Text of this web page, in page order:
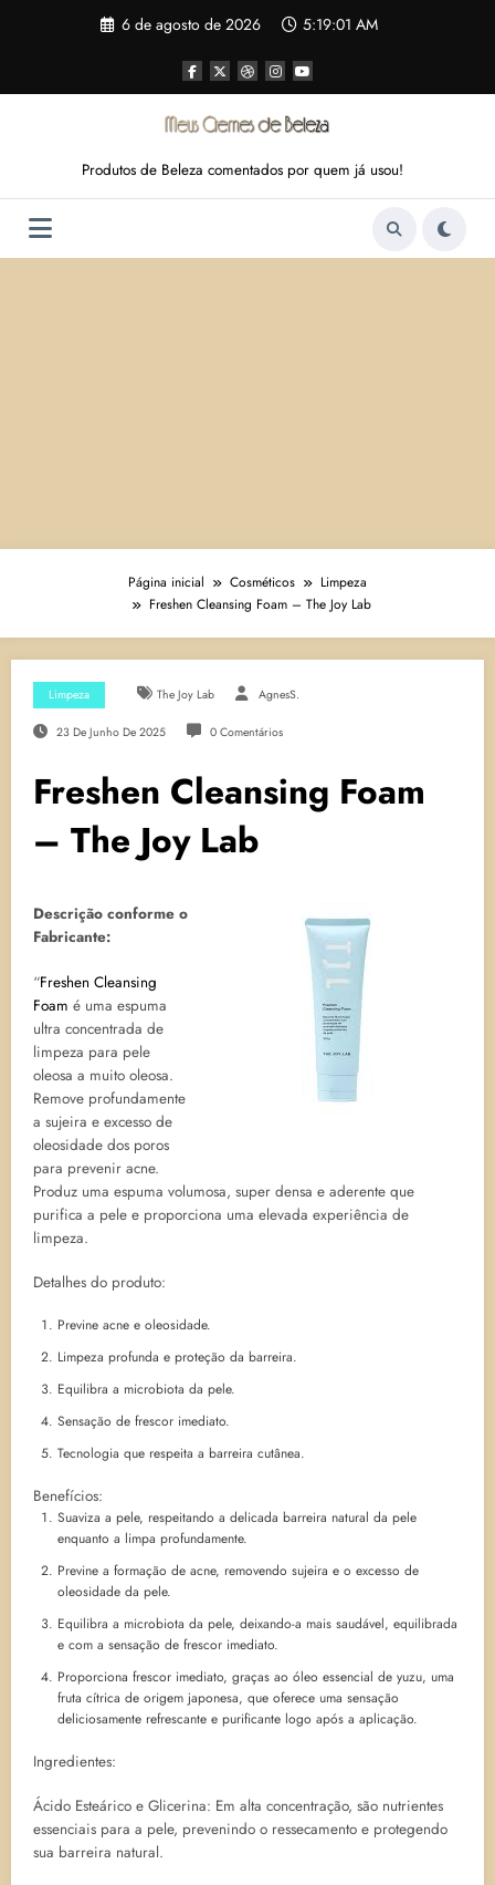
6 de agosto de 2026 5:19:02 AM
Produtos de Beleza comentados por quem já usou!
Página inicial Cosméticos
Limpeza
Freshen Cleansing Foam – The Joy Lab
Limpeza The Joy Lab AgnesS.
23 De Junho De 2025 0 Comentários
Freshen Cleansing Foam
– The Joy Lab
Descrição conforme o
Fabricante:
“Freshen Cleansing
Foam é uma espuma
ultra concentrada de
limpeza para pele
oleosa a muito oleosa.
Remove profundamente
a sujeira e excesso de
oleosidade dos poros
para prevenir acne.
Produz uma espuma volumosa, super densa e aderente que
purifica a pele e proporciona uma elevada experiência de
limpeza.
Detalhes do produto:
Previne acne e oleosidade.
Limpeza profunda e proteção da barreira.
Equilibra a microbiota da pele.
Sensação de frescor imediato.
Tecnologia que respeita a barreira cutânea.
Benefícios:
Suaviza a pele, respeitando a delicada barreira natural da pele
enquanto a limpa profundamente.
Previne a formação de acne, removendo sujeira e o excesso de
oleosidade da pele.
Equilibra a microbiota da pele, deixando-a mais saudável, equilibrada
e com a sensação de frescor imediato.
Proporciona frescor imediato, graças ao óleo essencial de yuzu, uma
fruta cítrica de origem japonesa, que oferece uma sensação
deliciosamente refrescante e purificante logo após a aplicação.
Ingredientes:
Ácido Esteárico e Glicerina: Em alta concentração, são nutrientes
essenciais para a pele, prevenindo o ressecamento e protegendo
sua barreira natural.